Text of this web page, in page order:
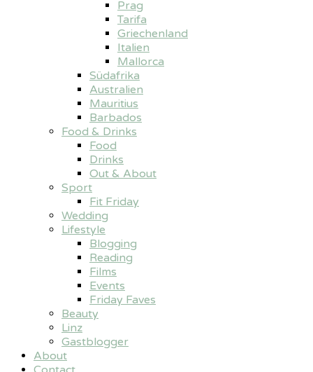
Prag
Tarifa
Griechenland
Italien
Mallorca
Südafrika
Australien
Mauritius
Barbados
Food & Drinks
Food
Drinks
Out & About
Sport
Fit Friday
Wedding
Lifestyle
Blogging
Reading
Films
Events
Friday Faves
Beauty
Linz
Gastblogger
About